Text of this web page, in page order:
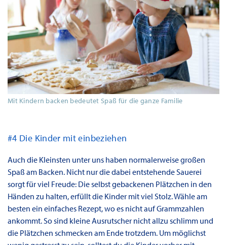
Mit Kindern backen bedeutet Spaß für die ganze Familie
#4 Die Kinder mit einbeziehen
Auch die Kleinsten unter uns haben normalerweise großen
Spaß am Backen. Nicht nur die dabei entstehende Sauerei
sorgt für viel Freude: Die selbst gebackenen Plätzchen in den
Händen zu halten, erfüllt die Kinder mit viel Stolz. Wähle am
besten ein einfaches Rezept, wo es nicht auf Grammzahlen
ankommt. So sind kleine Ausrutscher nicht allzu schlimm und
die Plätzchen schmecken am Ende trotzdem. Um möglichst